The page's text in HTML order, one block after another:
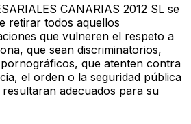
CANARIAS 2012 SL se
retirar todos aquellos
que vulneren el respeto a
que sean discriminatorios,
que atenten contra
el orden o la seguridad pública
adecuados para su